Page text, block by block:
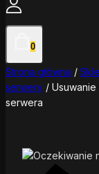
0
Strona główna /
serwery /
serwera